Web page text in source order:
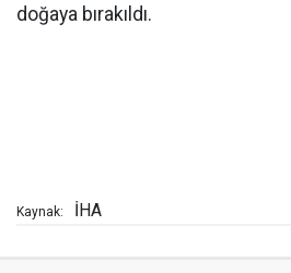
doğaya bırakıldı.
Kaynak: İHA